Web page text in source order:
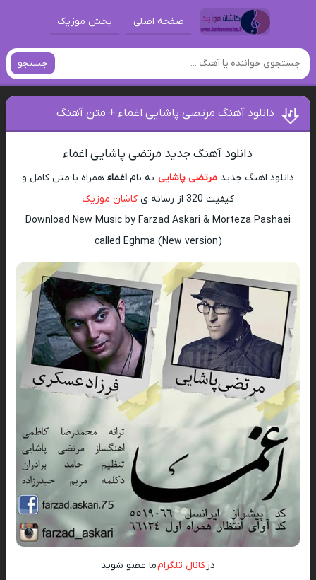
صفحه اصلی پخش موزیک
جستجو
دانلود آهنگ مرتضی پاشایی اغماء + متن آهنگ
دانلود آهنگ جدید مرتضی پاشایی اغماء
دانلود اهنگ جدید مرتضی پاشایی به نام اغماء همراه با متن کامل و
کیفیت 320 از رسانه ی
کاشان موزیک
Download New Music by Farzad Askari & Morteza Pashaei
called Eghma (New version)
در کانال تلگرامما عضو شوید